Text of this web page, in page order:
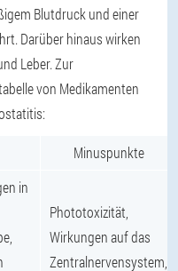
Blutdruck und einer
Darüber hinaus wirken
Leber. Zur
von Medikamenten
Minuspunkte
in
Phototoxizität,
Wirkungen auf das
Zentralnervensystem,